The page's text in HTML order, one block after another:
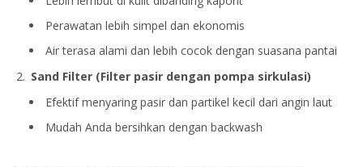
Perawatan lebih simpel dan ekonomis
Air terasa alami dan lebih cocok dengan suasana pantai
Sand Filter (Filter pasir dengan pompa sirkulasi)
Efektif menyaring pasir dan partikel kecil dari angin laut
Mudah Anda bersihkan dengan backwash